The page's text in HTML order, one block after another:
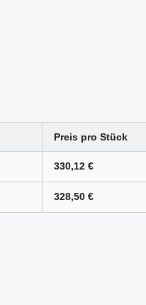
Preis pro Stück
330,12 €
328,50 €